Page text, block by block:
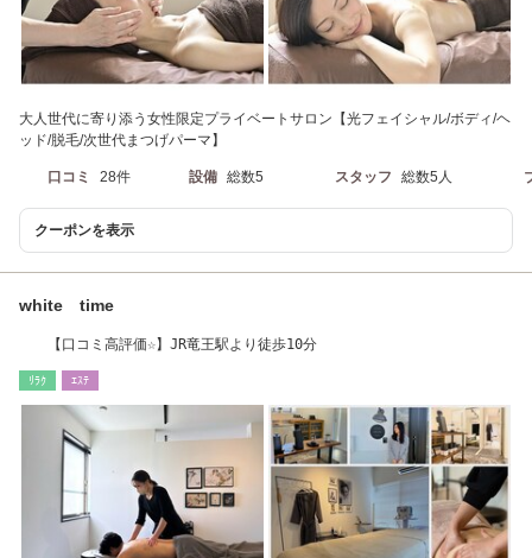
大人世代に寄り添う女性限定プライベートサロン【光フェイシャル/ボディ/ヘ
ッド/脱毛/次世代まつげパーマ】
口コミ 28件 設備 総数5 スタッフ 総数5人
クーポンを表示
white time
【口コミ高評価☆】JR竜王駅より徒歩10分
ﾘﾗｸ ｴｽﾃ